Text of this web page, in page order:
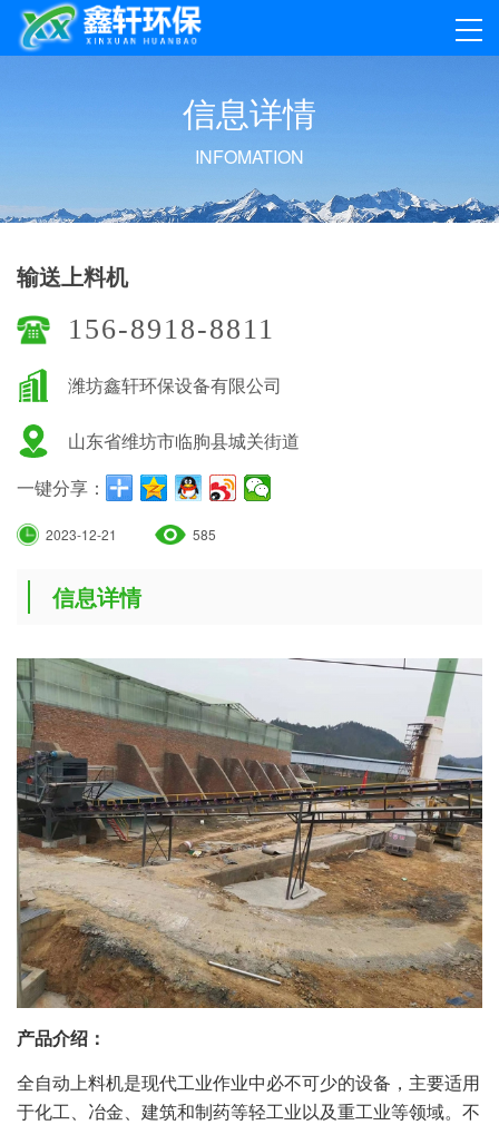
信息详情
INFOMATION
输送上料机
156-8918-8811
潍坊鑫轩环保设备有限公司
山东省维坊市临朐县城关街道
一键分享：
2023-12-21 585
信息详情
产品介绍：
全自动上料机是现代工业作业中必不可少的设备，主要适用
于化工、冶金、建筑和制药等轻工业以及重工业等领域。不